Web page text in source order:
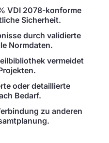
VDI 2078-konforme
Sicherheit.
durch validierte
Normdaten.
vermeidet
oder detaillierte
Bedarf.
zu anderen